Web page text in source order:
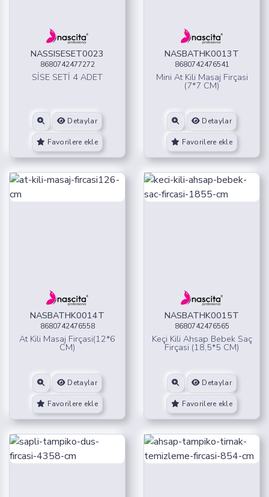
NASSISESET0023
8680742477272
SİSE SETİ 4 ADET
Detaylar
Favorilere ekle
NASBATHK0013T
8680742476541
Mini At Kili Masaj Firçasi
(7*7 CM)
Detaylar
Favorilere ekle
NASBATHK0014T
8680742476558
At Kili Masaj Firçasi(12*6
CM)
Detaylar
Favorilere ekle
NASBATHK0015T
8680742476565
Keçi Kili Ahsap Bebek Saç
Firçasi (18,5*5 CM)
Detaylar
Favorilere ekle